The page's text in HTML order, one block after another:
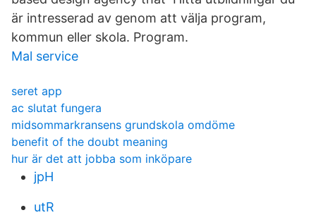
är intresserad av genom att välja program,
kommun eller skola. Program.
Mal service
seret app
ac slutat fungera
midsommarkransens grundskola omdöme
benefit of the doubt meaning
hur är det att jobba som inköpare
jpH
utR